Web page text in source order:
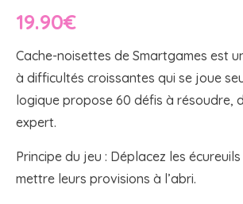
19.90€
Cache-noisettes de Smartgames est
à difficultés croissantes qui se joue
logique propose 60 défis à résoudre,
expert.
Principe du jeu : Déplacez les
mettre leurs provisions à l’abri.